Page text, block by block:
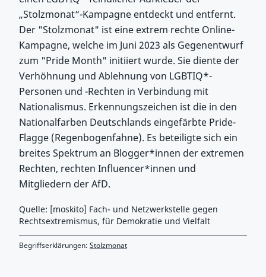
„Stolzmonat“-Kampagne entdeckt und entfernt.
Der "Stolzmonat" ist eine extrem rechte Online-
Kampagne, welche im Juni 2023 als Gegenentwurf
zum "Pride Month" initiiert wurde. Sie diente der
Verhöhnung und Ablehnung von LGBTIQ*-
Personen und -Rechten in Verbindung mit
Nationalismus. Erkennungszeichen ist die in den
Nationalfarben Deutschlands eingefärbte Pride-
Flagge (Regenbogenfahne). Es beteiligte sich ein
breites Spektrum an Blogger*innen der extremen
Rechten, rechten Influencer*innen und
Mitgliedern der AfD.
Quelle: [moskito] Fach- und Netzwerkstelle gegen
Rechtsextremismus, für Demokratie und Vielfalt
Begriffserklärungen: Stolzmonat